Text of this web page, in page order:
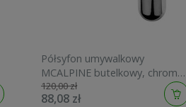
Półsyfon umywalkowy
MCALPINE butelkowy, chrom
200-M
120,00 zł
88,08 zł